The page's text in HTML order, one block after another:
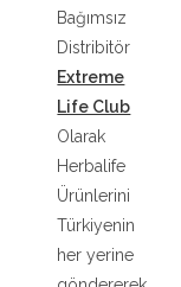
Bağımsız
Distribitör
Extreme
Life Club
Olarak
Herbalife
Ürünlerini
Türkiyenin
her yerine